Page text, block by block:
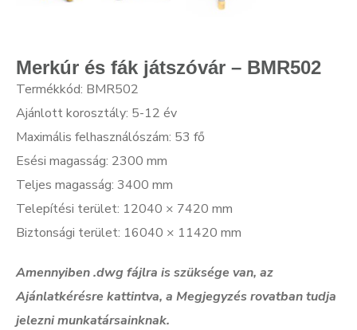
Merkúr és fák játszóvár – BMR502
Termékkód: BMR502
Ajánlott korosztály: 5-12 év
Maximális felhasználószám: 53 fő
Esési magasság: 2300 mm
Teljes magasság: 3400 mm
Telepítési terület: 12040 × 7420 mm
Biztonsági terület: 16040 × 11420 mm
Amennyiben .dwg fájlra is szüksége van, az
Ajánlatkérésre kattintva, a Megjegyzés rovatban tudja
jelezni munkatársainknak.